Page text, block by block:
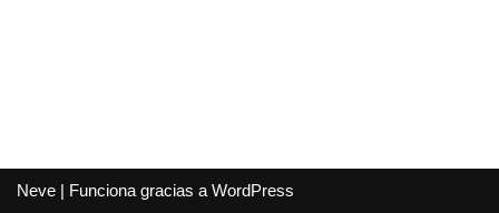
Neve | Funciona gracias a WordPress